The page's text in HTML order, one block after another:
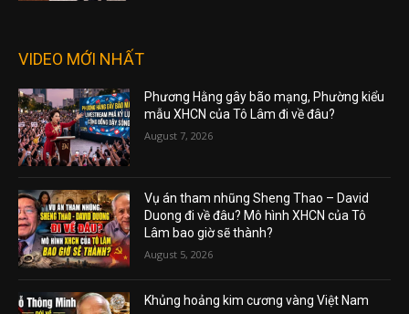
VIDEO MỚI NHẤT
Phương Hằng gây bão mạng, Phường kiểu
mẫu XHCN của Tô Lâm đi về đâu?
August 7, 2026
Vụ án tham nhũng Sheng Thao – David
Duong đi về đâu? Mô hình XHCN của Tô
Lâm bao giờ sẽ thành?
August 5, 2026
Khủng hoảng kim cương vàng Việt Nam